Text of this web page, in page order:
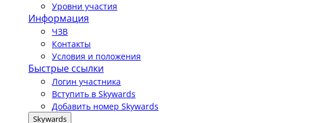
Уровни участия
Информация
ЧЗВ
Контакты
Условия и положения
Быстрые ссылки
Логин участника
Вступить в Skywards
Добавить номер Skywards
Skywards